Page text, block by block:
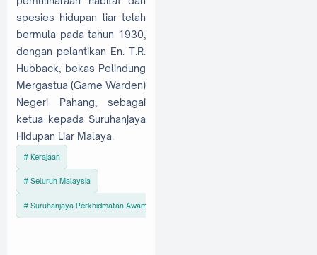
spesies hidupan liar telah
bermula pada tahun 1930,
dengan pelantikan En. T.R.
Hubback, bekas Pelindung
Mergastua (Game Warden)
Negeri Pahang, sebagai
ketua kepada Suruhanjaya
Hidupan Liar Malaya.
Kerajaan
Seluruh Malaysia
Suruhanjaya Perkhidmatan Awam Malaysia (SPA)